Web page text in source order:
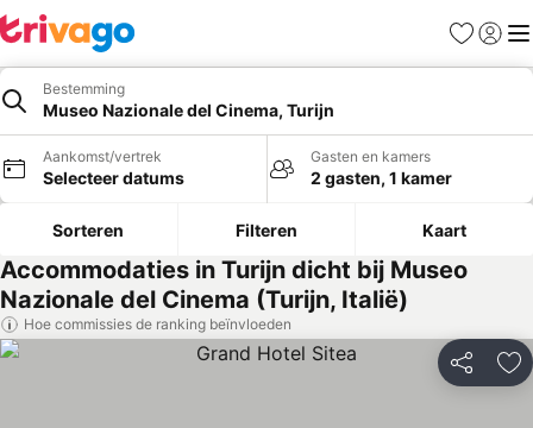
Favorieten
Bestemming
Museo Nazionale del Cinema, Turijn
Aankomst/vertrek
Selecteer datums
Gasten en kamers
2 gasten, 1 kamer
Sorteren Filteren Kaart
Accommodaties in Turijn dicht bij Museo
Nazionale del Cinema (Turijn, Italië)
Hoe commissies de ranking beïnvloeden
Delen